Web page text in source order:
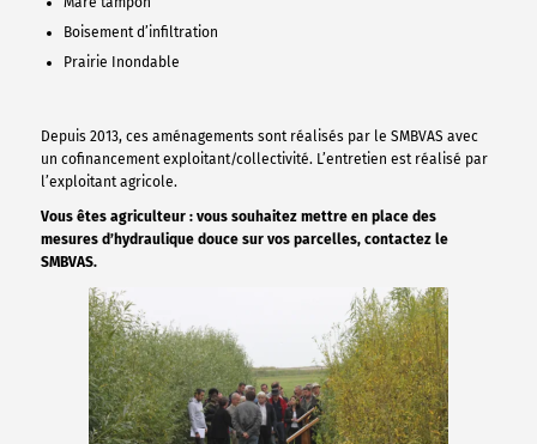
Boisement d’infiltration
Prairie Inondable
Depuis 2013, ces aménagements sont réalisés par le SMBVAS avec
un cofinancement exploitant/collectivité. L’entretien est réalisé par
l’exploitant agricole.
Vous êtes agriculteur : vous souhaitez mettre en place des
mesures d’hydraulique douce sur vos parcelles, contactez le
SMBVAS.